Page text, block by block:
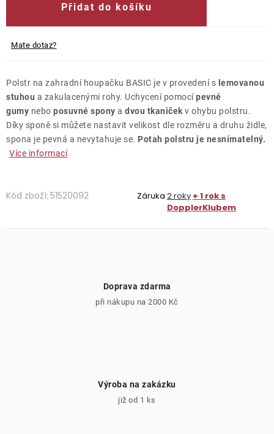
Přidat do košíku
Mate dotaz?
Polstr na zahradní houpačku BASIC je v provedení s lemovanou
stuhou a zakulacenými rohy. Uchycení pomocípevné
gumy nebo posuvné spony a dvou tkaniček v ohybu polstru.
Díky sponě si můžete nastavit velikost dle rozměru a druhu židle,
spona je pevná a nevytahuje se. Potah polstru je nesnímatelný.
Více informací
Kód zboží: 51520092 Záruka 2 roky + 1 rok s
DopplerKlubem
Doprava zdarma
při nákupu na 2000 Kč
Výroba na zakázku
již od 1 ks